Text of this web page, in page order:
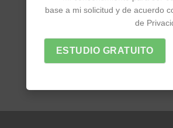
base a mi solicitud y de acuerdo
de
ESTUDIO GRATUITO